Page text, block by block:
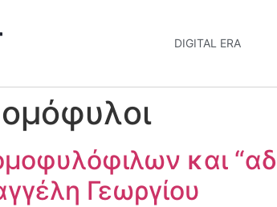
DIGITAL ERA
ομόφυλοι
και
Γεωργίου